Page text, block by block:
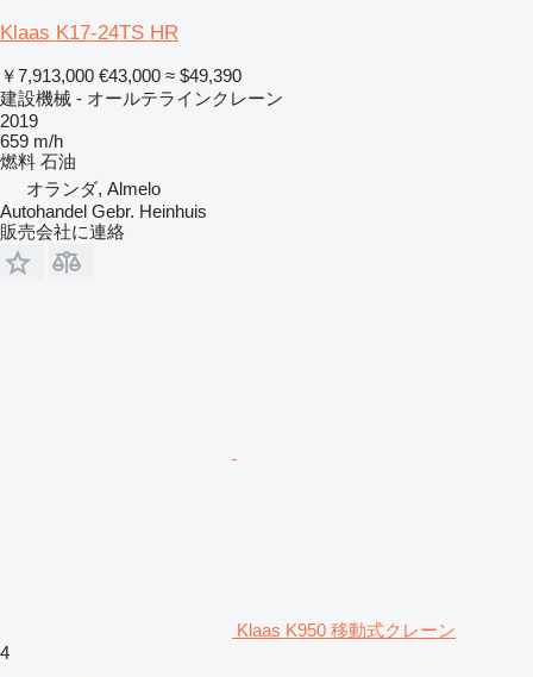
Klaas K17-24TS HR
￥7,913,000 €43,000 ≈ $49,390
建設機械 - オールテラインクレーン
2019
659 m/h
燃料 石油
オランダ, Almelo
Autohandel Gebr. Heinhuis
販売会社に連絡
Klaas K950 移動式クレーン
4